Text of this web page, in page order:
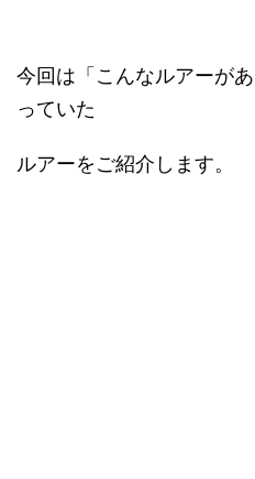
今回は「こんなルアーが
っていた
ルアーをご紹介します。